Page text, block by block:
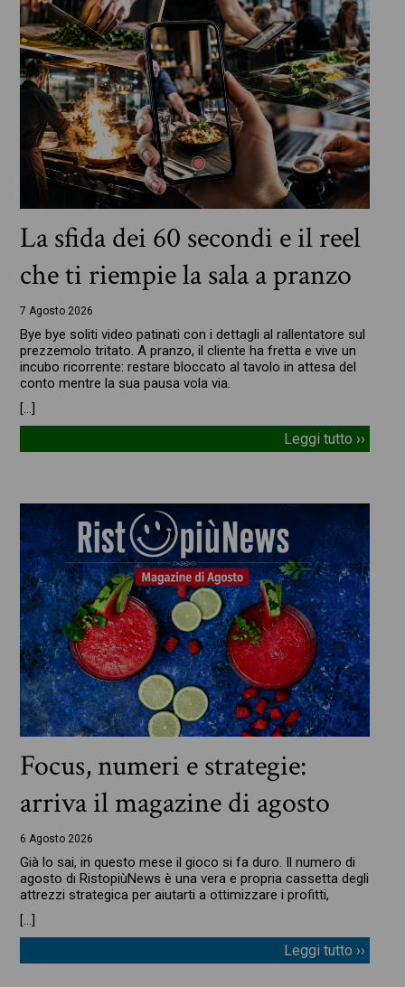
La sfida dei 60 secondi e il reel
che ti riempie la sala a pranzo
7 Agosto 2026
Bye bye soliti video patinati con i dettagli al rallentatore sul
prezzemolo tritato. A pranzo, il cliente ha fretta e vive un
incubo ricorrente: restare bloccato al tavolo in attesa del
conto mentre la sua pausa vola via.
[…]
Leggi tutto ››
Focus, numeri e strategie:
arriva il magazine di agosto
6 Agosto 2026
Già lo sai, in questo mese il gioco si fa duro. Il numero di
agosto di RistopiùNews è una vera e propria cassetta degli
attrezzi strategica per aiutarti a ottimizzare i profitti,
[…]
Leggi tutto ››